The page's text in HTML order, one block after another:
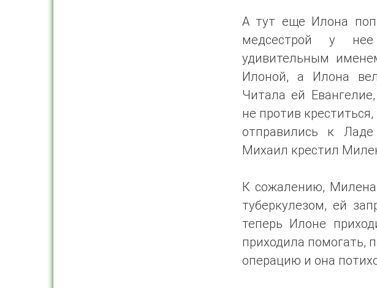
А тут еще Илона
медсестрой у
удивительным
Илоной, а Илона
Читала ей
не против
отправились к
Михаил крестил
К сожалению, Милена
туберкулезом, ей
теперь Илоне
приходила помогать,
операцию и она